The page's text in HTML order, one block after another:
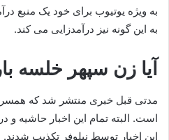
به ویژه یوتیوب برای خود یک منبع
به این گونه نیز درآمدزایی می‌ کند.
آیا زن سپهر خلسه
مدتی قبل خبری منتشر شد که همسر
است. البته تمام این اخبار حاشیه و
این اخبار توسط نیلوفر تکذیب شدند.